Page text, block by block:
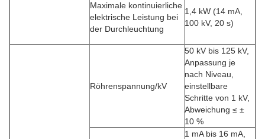
Maximale kontinuierliche
elektrische Leistung bei
der Durchleuchtung
1,4 kW (14 mA,
100 kV, 20 s)
Röhrenspannung/kV
50 kV bis 125 kV,
Anpassung je
nach Niveau,
einstellbare
Schritte von 1 kV,
Abweichung ≤ ±
10 %
1 mA bis 16 mA,